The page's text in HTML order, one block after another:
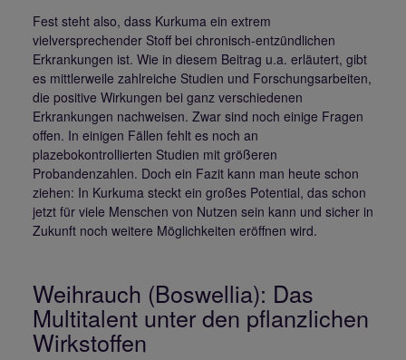
Fest steht also, dass Kurkuma ein extrem
vielversprechender Stoff bei chronisch-entzündlichen
Erkrankungen ist. Wie in diesem Beitrag u.a. erläutert, gibt
es mittlerweile zahlreiche Studien und Forschungsarbeiten,
die positive Wirkungen bei ganz verschiedenen
Erkrankungen nachweisen. Zwar sind noch einige Fragen
offen. In einigen Fällen fehlt es noch an
plazebokontrollierten Studien mit größeren
Probandenzahlen. Doch ein Fazit kann man heute schon
ziehen: In Kurkuma steckt ein großes Potential, das schon
jetzt für viele Menschen von Nutzen sein kann und sicher in
Zukunft noch weitere Möglichkeiten eröffnen wird.
Weihrauch (Boswellia): Das
Multitalent unter den pflanzlichen
Wirkstoffen